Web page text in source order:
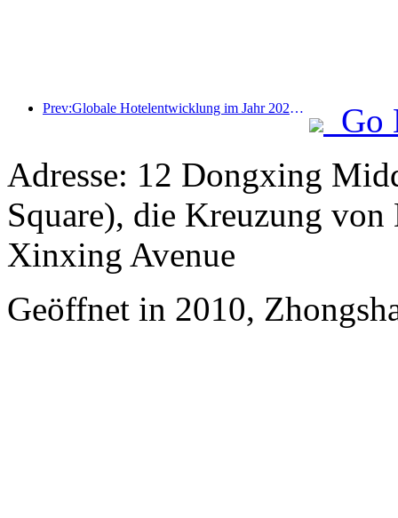
Prev:Globale Hotelentwicklung im Jahr 2026: Shanghai belegt Platz eins bei der Anzahl neuer Zimmer
Go
Adresse: 12 Dongxing
Square), die Kreuzung
Xinxing Avenue
Geöffnet in 2010,